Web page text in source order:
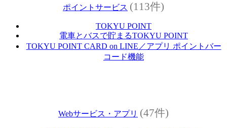
ポイントサービス (113件)
TOKYU POINT
電車とバスで貯まるTOKYU POINT
TOKYU POINT CARD on LINE／アプリ ポイントバー
コード機能
Webサービス・アプリ (47件)